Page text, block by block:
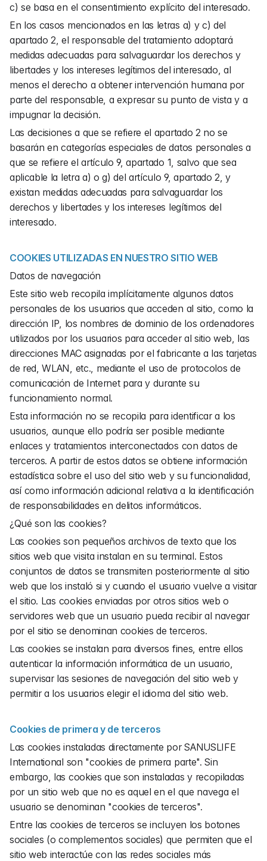
c) se basa en el consentimiento explícito del interesado.
En los casos mencionados en las letras a) y c) del
apartado 2, el responsable del tratamiento adoptará
medidas adecuadas para salvaguardar los derechos y
libertades y los intereses legítimos del interesado, al
menos el derecho a obtener intervención humana por
parte del responsable, a expresar su punto de vista y a
impugnar la decisión.
Las decisiones a que se refiere el apartado 2 no se
basarán en categorías especiales de datos personales a
que se refiere el artículo 9, apartado 1, salvo que sea
aplicable la letra a) o g) del artículo 9, apartado 2, y
existan medidas adecuadas para salvaguardar los
derechos y libertades y los intereses legítimos del
interesado.
COOKIES UTILIZADAS EN NUESTRO SITIO WEB
Datos de navegación
Este sitio web recopila implícitamente algunos datos
personales de los usuarios que acceden al sitio, como la
dirección IP, los nombres de dominio de los ordenadores
utilizados por los usuarios para acceder al sitio web, las
direcciones MAC asignadas por el fabricante a las tarjetas
de red, WLAN, etc., mediante el uso de protocolos de
comunicación de Internet para y durante su
funcionamiento normal.
Esta información no se recopila para identificar a los
usuarios, aunque ello podría ser posible mediante
enlaces y tratamientos interconectados con datos de
terceros. A partir de estos datos se obtiene información
estadística sobre el uso del sitio web y su funcionalidad,
así como información adicional relativa a la identificación
de responsabilidades en delitos informáticos.
¿Qué son las cookies?
Las cookies son pequeños archivos de texto que los
sitios web que visita instalan en su terminal. Estos
conjuntos de datos se transmiten posteriormente al sitio
web que los instaló si y cuando el usuario vuelve a visitar
el sitio. Las cookies enviadas por otros sitios web o
servidores web que un usuario pueda recibir al navegar
por el sitio se denominan cookies de terceros.
Las cookies se instalan para diversos fines, entre ellos
autenticar la información informática de un usuario,
supervisar las sesiones de navegación del sitio web y
permitir a los usuarios elegir el idioma del sitio web.
Cookies de primera y de terceros
Las cookies instaladas directamente por SANUSLIFE
International son "cookies de primera parte". Sin
embargo, las cookies que son instaladas y recopiladas
por un sitio web que no es aquel en el que navega el
usuario se denominan "cookies de terceros".
Entre las cookies de terceros se incluyen los botones
sociales (o complementos sociales) que permiten que el
sitio web interactúe con las redes sociales más